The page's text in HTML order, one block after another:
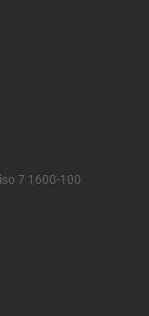
7 1600-100